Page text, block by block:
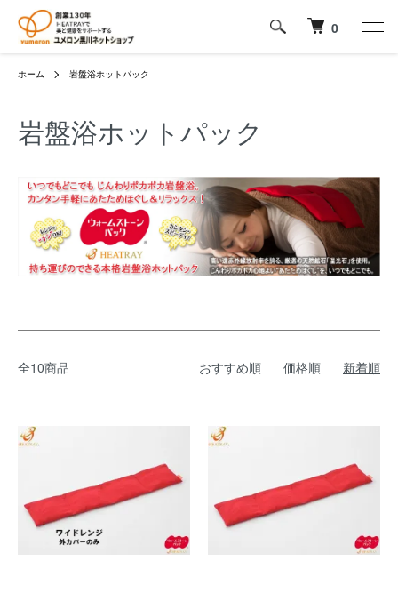
0
ホーム 岩盤浴ホットパック
岩盤浴ホットパック
全10商品 おすすめ順 価格順 新着順